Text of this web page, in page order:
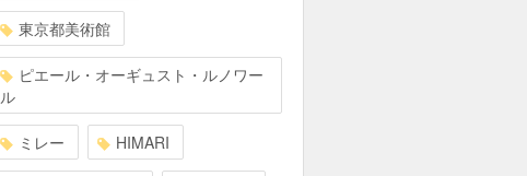
東京都美術館
ピエール・オーギュスト・ルノワー
ル
ミレー HIMARI